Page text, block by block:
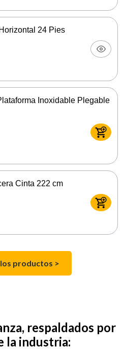
24 Pies
Inoxidable Plegable
Cinta 222 cm
productos >
respaldados por
la industria: